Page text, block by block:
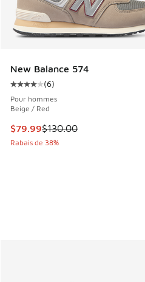
New Balance 574
Cote moyenne du client - [4
(6)
Pour hommes
Beige / Red
Cet article est en solde. Le
$79.99$130.00
Rabais de 38%